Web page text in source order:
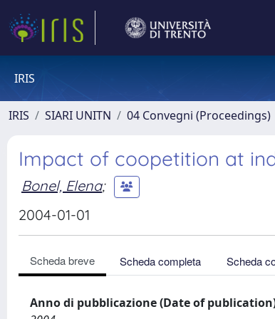
IRIS
IRIS SIARI UNITN 04 Convegni (Proceedings)
Impact of coopetition at
Bonel, Elena;
2004-01-01
Scheda breve Scheda completa Scheda
Anno di pubblicazione (Date of